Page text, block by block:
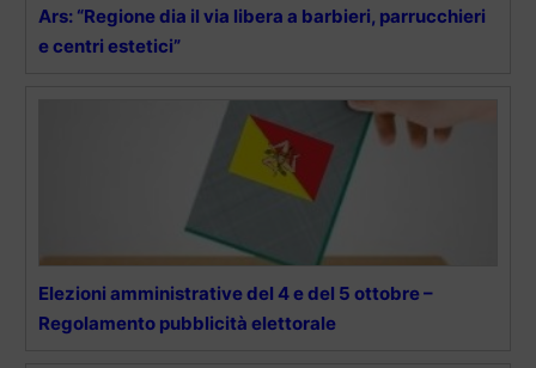
Ars: “Regione dia il via libera a barbieri, parrucchieri
e centri estetici”
Elezioni amministrative del 4 e del 5 ottobre –
Regolamento pubblicità elettorale